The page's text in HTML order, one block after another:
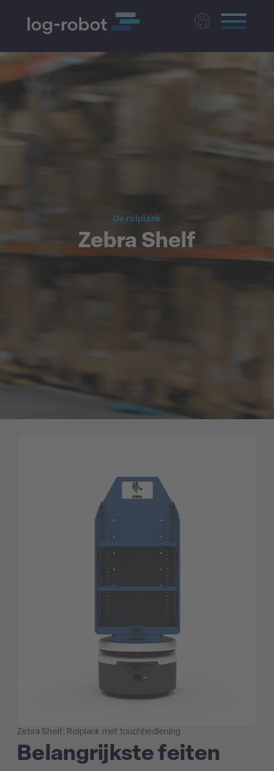
Polski
De rolplank
Zebra Shelf
Zebra Shelf: Rolplank met touchbediening
Belangrijkste feiten